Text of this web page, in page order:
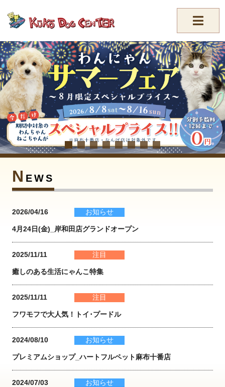
//-->
N EWS
2026/04/16 お知らせ
4月24日(金)_岸和田店グランドオープン
2025/11/11 注目
癒しのある生活にゃんこ特集
2025/11/11 注目
フワモフで大人気！トイ･プードル
2024/08/10 お知らせ
プレミアムショップ_ハートフルペット麻布十番店
2024/07/03 お知らせ